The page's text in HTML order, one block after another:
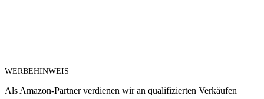
WERBEHINWEIS
Als Amazon-Partner verdienen wir an qualifizierten Verkäufen